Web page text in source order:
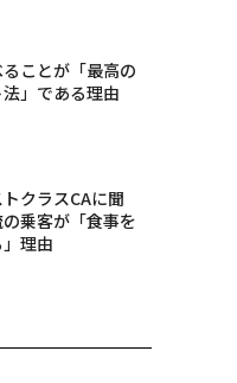
ことが「最高の
」である理由
クラスCAに聞
乗客が「食事を
理由